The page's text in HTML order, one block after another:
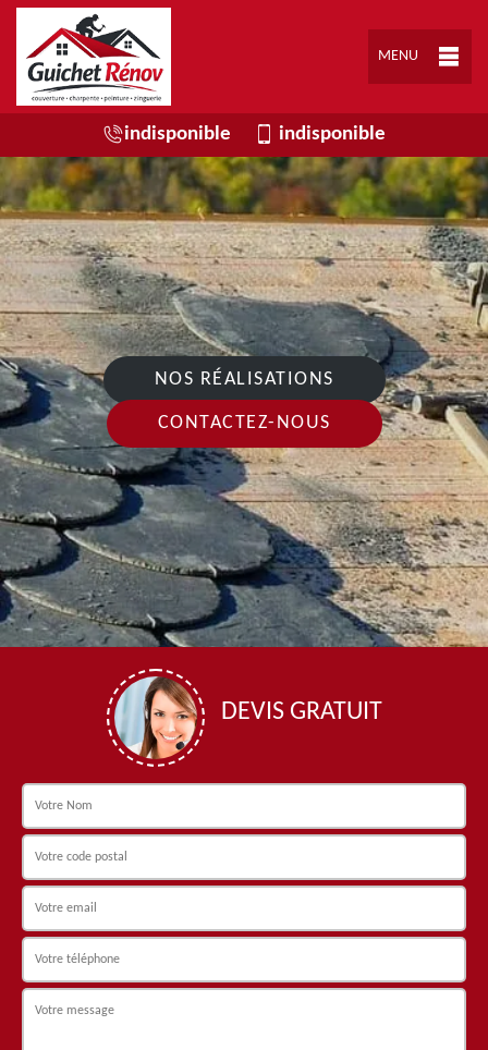
MENU
indisponible indisponible
NOS RÉALISATIONS
CONTACTEZ-NOUS
DEVIS GRATUIT